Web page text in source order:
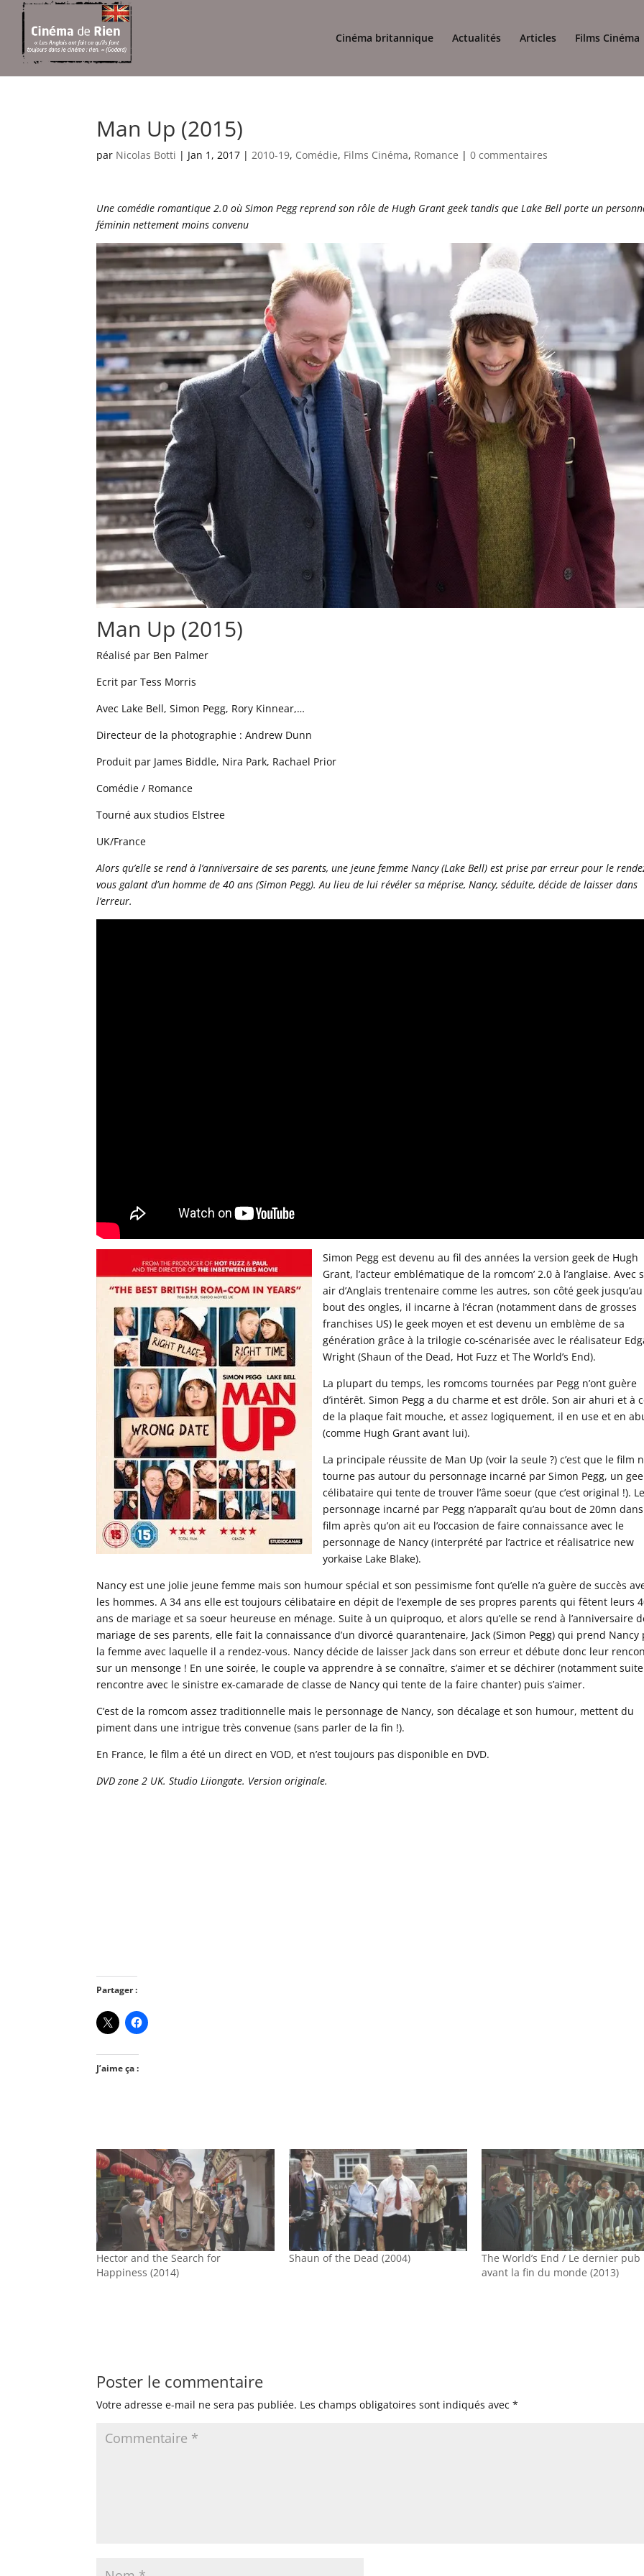
Cinéma britannique Actualités Articles Films Cinéma
Man Up (2015)
par Nicolas Botti | Jan 1, 2017 |2010-19, Comédie, Films Cinéma, Romance |0 commentaires
Une comédie romantique 2.0 où Simon Pegg reprend son rôle de Hugh Grant geek tandis que Lake Bell porte un
féminin nettement moins convenu
Man Up (2015)
Réalisé par Ben Palmer
Ecrit par Tess Morris
Avec Lake Bell, Simon Pegg, Rory Kinnear,…
Directeur de la photographie : Andrew Dunn
Produit par James Biddle, Nira Park, Rachael Prior
Comédie / Romance
Tourné aux studios Elstree
UK/France
Alors qu’elle se rend à l’anniversaire de ses parents, une jeune femme Nancy (Lake Bell) est prise par erreur pour le
vous galant d’un homme de 40 ans (Simon Pegg). Au lieu de lui révéler sa méprise, Nancy, séduite, décide de laisser dans
l’erreur.
Simon Pegg est devenu au fil des années la version geek de Hugh
Grant, l’acteur emblématique de la romcom’ 2.0 à l’anglaise. Avec
air d’Anglais trentenaire comme les autres, son côté geek jusqu’au
bout des ongles, il incarne à l’écran (notamment dans de grosses
franchises US) le geek moyen et est devenu un emblème de sa
génération grâce à la trilogie co-scénarisée avec le réalisateur
Wright (Shaun of the Dead, Hot Fuzz et The World’s End).
La plupart du temps, les romcoms tournées par Pegg n’ont guère
d’intérêt. Simon Pegg a du charme et est drôle. Son air ahuri et à
de la plaque fait mouche, et assez logiquement, il en use et en
(comme Hugh Grant avant lui).
La principale réussite de Man Up (voir la seule ?) c’est que le film
tourne pas autour du personnage incarné par Simon Pegg, un
célibataire qui tente de trouver l’âme soeur (que c’est original !). Le
personnage incarné par Pegg n’apparaît qu’au bout de 20mn
film après qu’on ait eu l’occasion de faire connaissance avec le
personnage de Nancy (interprété par l’actrice et réalisatrice new
yorkaise Lake Blake).
Nancy est une jolie jeune femme mais son humour spécial et son pessimisme font qu’elle n’a guère de succès
les hommes. A 34 ans elle est toujours célibataire en dépit de l’exemple de ses propres parents qui fêtent leurs
ans de mariage et sa soeur heureuse en ménage. Suite à un quiproquo, et alors qu’elle se rend à l’anniversaire
mariage de ses parents, elle fait la connaissance d’un divorcé quarantenaire, Jack (Simon Pegg) qui prend Nancy
la femme avec laquelle il a rendez-vous. Nancy décide de laisser Jack dans son erreur et débute donc leur
sur un mensonge ! En une soirée, le couple va apprendre à se connaître, s’aimer et se déchirer (notamment
rencontre avec le sinistre ex-camarade de classe de Nancy qui tente de la faire chanter) puis s’aimer.
C’est de la romcom assez traditionnelle mais le personnage de Nancy, son décalage et son humour, mettent du
piment dans une intrigue très convenue (sans parler de la fin !).
En France, le film a été un direct en VOD, et n’est toujours pas disponible en DVD.
DVD zone 2 UK. Studio Liiongate. Version originale.
Partager :
J’aime ça :
Hector and the Search for
Happiness (2014)
Shaun of the Dead (2004)
The World’s End / Le dernier pub
avant la fin du monde (2013)
Poster le commentaire
Votre adresse e-mail ne sera pas publiée. Les champs obligatoires sont indiqués avec*